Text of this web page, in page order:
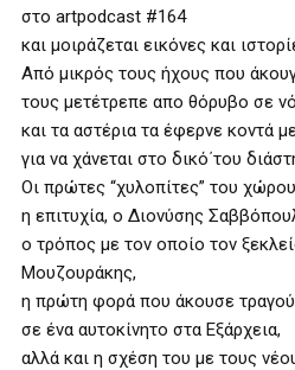
στο artpodcast #164
και μοιράζεται εικόνες και
Από μικρός τους ήχους που
τους μετέτρεπε απο θόρυβο σε
και τα αστέρια τα έφερνε κοντά
για να χάνεται στο δικό΄του
Οι πρώτες “χυλοπίτες” του
η επιτυχία, ο Διονύσης
ο τρόπος με τον οποίο τον
Μουζουράκης,
η πρώτη φορά που άκουσε
σε ένα αυτοκίνητο στα Εξάρχεια,
αλλά και η σχέση του με τους